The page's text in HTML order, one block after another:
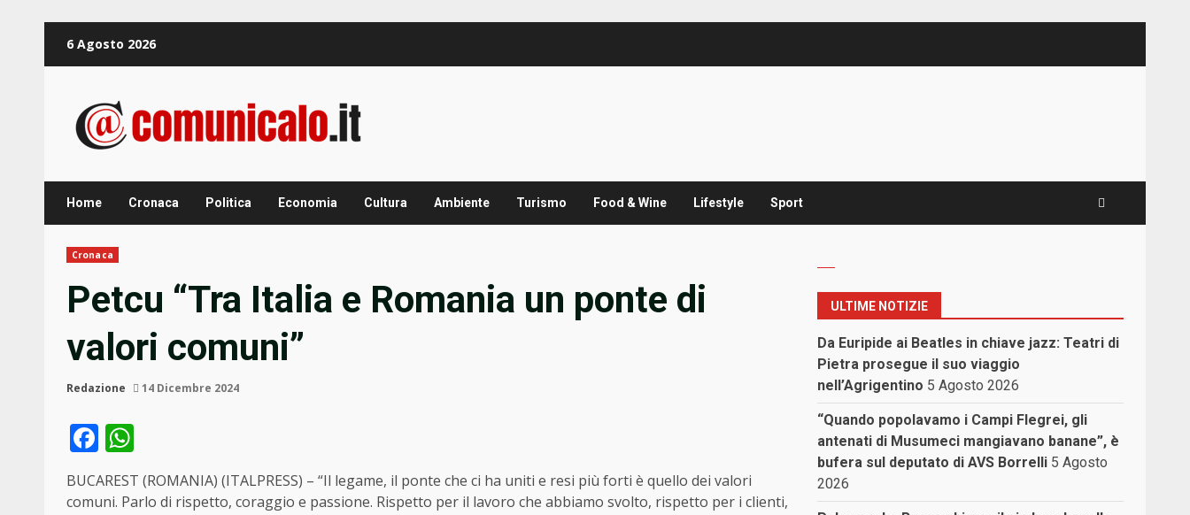
Inhalt6 Agosto 2026
Home Cronaca Politica Economia Cultura Ambiente Turismo Food & Wine Lifestyle Sport
Cronaca
Petcu “Tra Italia e Romania un ponte di
valori comuni”
Redazione 14 Dicembre 2024
Facebook
BUCAREST (ROMANIA) (ITALPRESS) – “Il legame, il ponte che ci ha uniti e resi più forti è quello dei valori
comuni. Parlo di rispetto, coraggio e passione. Rispetto per il lavoro che abbiamo svolto, rispetto per i clienti,
ULTIME NOTIZIE
Da Euripide ai Beatles in chiave jazz: Teatri di
Pietra prosegue il suo viaggio
nell’Agrigentino 5 Agosto 2026
“Quando popolavamo i Campi Flegrei, gli
antenati di Musumeci mangiavano banane”, è
bufera sul deputato di AVS Borrelli 5 Agosto
2026